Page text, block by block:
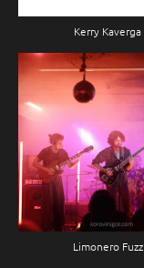
Kerry Kaverga
Limonero Fuzz